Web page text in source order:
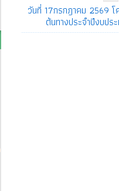
วันที่ 17กรกฎาคม 2569 โ
ต้นทางประจำปีงบป